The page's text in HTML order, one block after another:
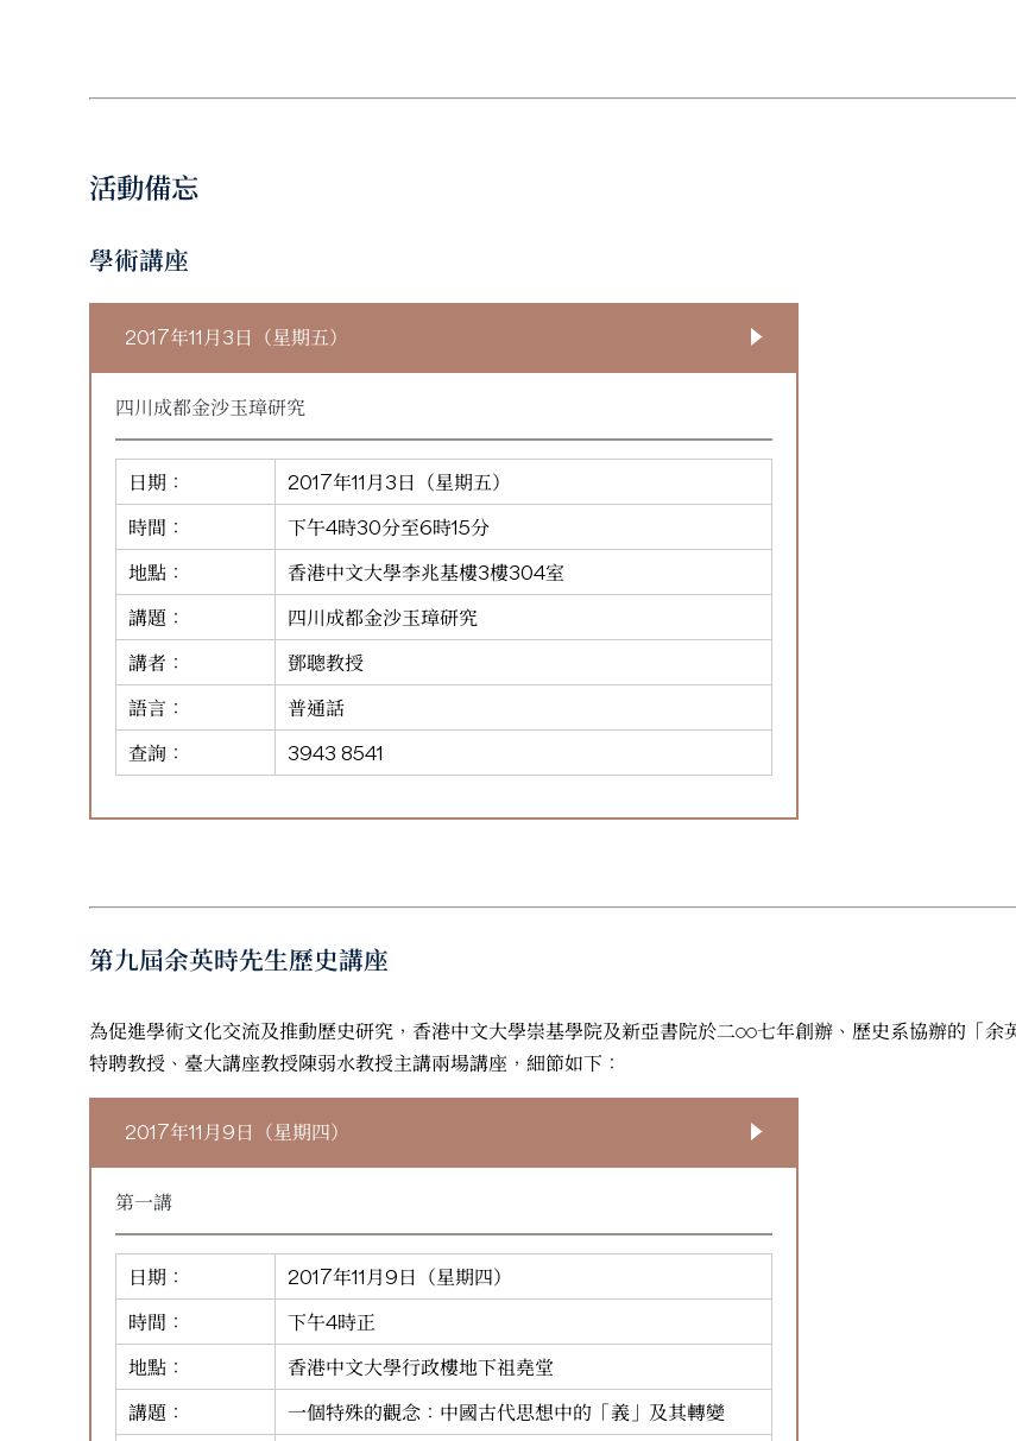
活動備忘
學術講座
2017年11月3日（星期五）
四川成都金沙玉璋研究
日期：
2017年11月3日（星期五）
時間：
下午4時30分至6時15分
地點：
香港中文大學李兆基樓3樓304室
講題：
四川成都金沙玉璋研究
講者：
鄧聰教授
語言：
普通話
查詢：
3943 8541
第九屆余英時先生歷史講座
為促進學術文化交流及推動歷史研究，香港中文大學崇基學院及新亞書院於二○○七年創辦、歷史系協辦的「
特聘教授、臺大講座教授陳弱水教授主講兩場講座，細節如下：
2017年11月9日（星期四）
第一講
日期：
2017年11月9日（星期四）
時間：
下午4時正
地點：
香港中文大學行政樓地下祖堯堂
講題：
一個特殊的觀念：中國古代思想中的「義」及其轉變